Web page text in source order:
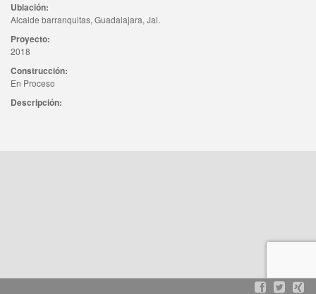
Ubiación:
Alcalde barranquitas, Guadalajara, Jal.
Proyecto:
2018
Construcción:
En Proceso
Descripción: